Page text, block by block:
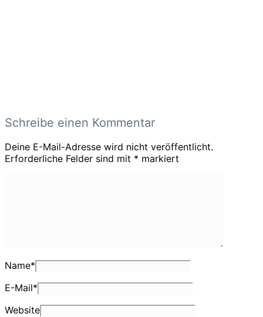
Schreibe einen Kommentar
Deine E-Mail-Adresse wird nicht veröffentlicht.
Erforderliche Felder sind mit * markiert
Name*
E-Mail*
Website